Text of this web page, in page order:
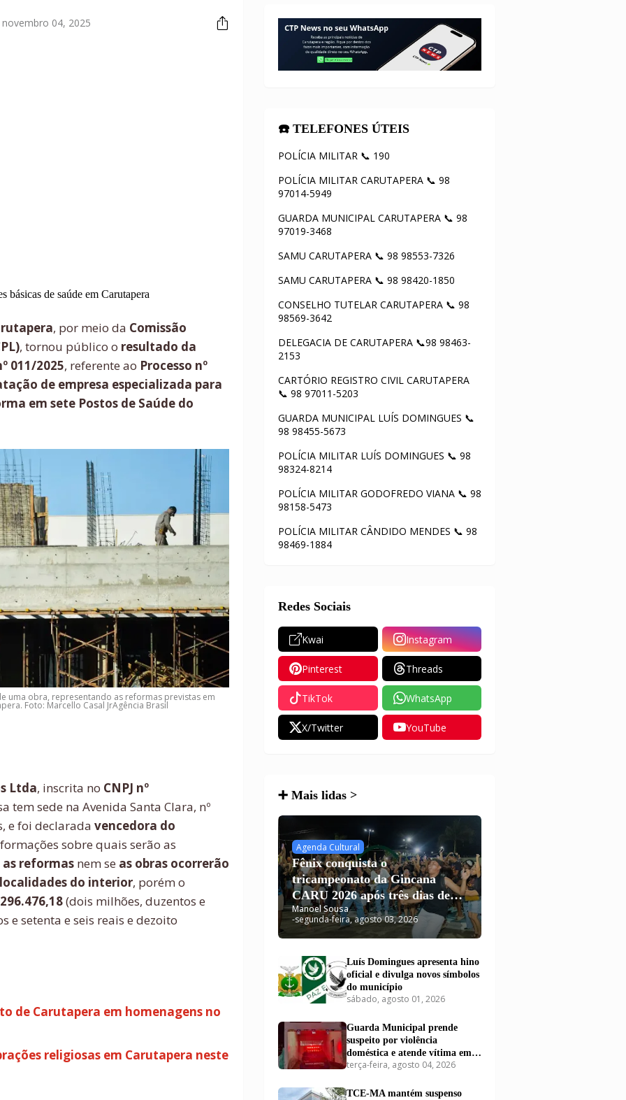
04, 2025
básicas de saúde em Carutapera
, por meio da Comissão
, tornou público o resultado da
011/2025, referente ao Processo nº
de empresa especializada para
em sete Postos de Saúde do
uma obra, representando as reformas previstas em
Foto: Marcello Casal JrAgência Brasil
Ltda, inscrita no CNPJ nº
tem sede na Avenida Santa Clara, nº
e foi declarada vencedora do
sobre quais serão as
as reformas nem se as obras ocorrerão
do interior, porém o
(dois milhões, duzentos e
e setenta e seis reais e dezoito
de Carutapera em homenagens no
religiosas em Carutapera neste
☎️ TELEFONES ÚTEIS
POLÍCIA MILITAR 📞 190
POLÍCIA MILITAR CARUTAPERA 📞 98
97014-5949
GUARDA MUNICIPAL CARUTAPERA 📞 98
97019-3468
SAMU CARUTAPERA 📞 98 98553-7326
SAMU CARUTAPERA 📞 98 98420-1850
CONSELHO TUTELAR CARUTAPERA 📞 98
98569-3642
DELEGACIA DE CARUTAPERA 📞98 98463-
2153
CARTÓRIO REGISTRO CIVIL CARUTAPERA
📞 98 97011-5203
GUARDA MUNICIPAL LUÍS DOMINGUES 📞
98 98455-5673
POLÍCIA MILITAR LUÍS DOMINGUES 📞 98
98324-8214
POLÍCIA MILITAR GODOFREDO VIANA 📞 98
98158-5473
POLÍCIA MILITAR CÂNDIDO MENDES 📞 98
98469-1884
Redes Sociais
Kwai Instagram
Pinterest Threads
TikTok WhatsApp
X/Twitter YouTube
➕ Mais lidas >
Agenda Cultural
Fênix conquista o
tricampeonato da Gincana
CARU 2026 após três dias de
disputas em Carutapera
Manoel Sousa
-segunda-feira, agosto 03, 2026
Luís Domingues apresenta hino
oficial e divulga novos símbolos
do município
sábado, agosto 01, 2026
Guarda Municipal prende
suspeito por violência
doméstica e atende vítima em
Carutapera
terça-feira, agosto 04, 2026
TCE-MA mantém suspenso